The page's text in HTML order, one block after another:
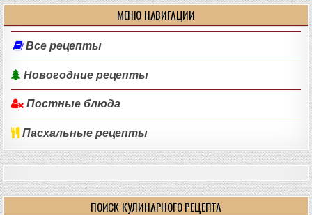
МЕНЮ НАВИГАЦИИ
Все рецепты
Новогодние рецепты
Постные блюда
Пасхальные рецепты
ПОИСК КУЛИНАРНОГО РЕЦЕПТА